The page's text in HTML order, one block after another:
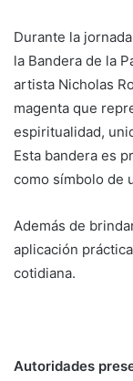
Durante la
la Bandera de la
artista Nicholas
magenta que
espiritualidad,
Esta bandera es
como símbolo de
Además de
aplicación
cotidiana.
Autoridades